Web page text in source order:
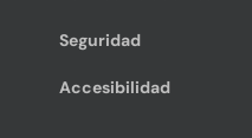
Seguridad
Accesibilidad